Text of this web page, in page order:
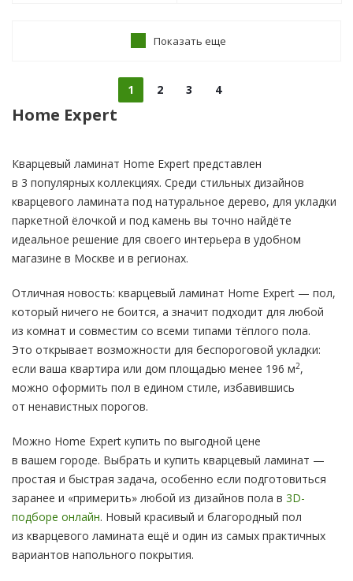
Показать еще
1 2 3 4
Home Expert
Кварцевый ламинат Home Expert представлен
в 3 популярных коллекциях. Среди стильных дизайнов
кварцевого ламината под натуральное дерево, для укладки
паркетной ёлочкой и под камень вы точно найдёте
идеальное решение для своего интерьера в удобном
магазине в Москве и в регионах.
Отличная новость: кварцевый ламинат Home Expert — пол,
который ничего не боится, а значит подходит для любой
из комнат и совместим со всеми типами тёплого пола.
Это открывает возможности для беспороговой укладки:
если ваша квартира или дом площадью менее 196 м2,
можно оформить пол в едином стиле, избавившись
от ненавистных порогов.
Можно Home Expert купить по выгодной цене
в вашем городе. Выбрать и купить кварцевый ламинат —
простая и быстрая задача, особенно если подготовиться
заранее и «примерить» любой из дизайнов пола в 3D-
подборе онлайн. Новый красивый и благородный пол
из кварцевого ламината ещё и один из самых практичных
вариантов напольного покрытия.